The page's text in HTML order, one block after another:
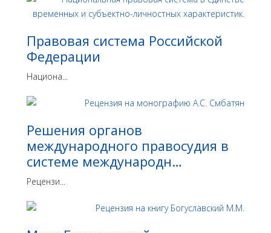
Правовая система Российской
Федерации
Национа...
Решения органов
международного правосудия в
системе международн…
Рецензи...